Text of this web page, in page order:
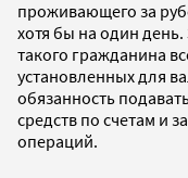
проживающего за
хотя бы на один
такого гражданина
установленных для
обязанность
средств по счетам и
операций.